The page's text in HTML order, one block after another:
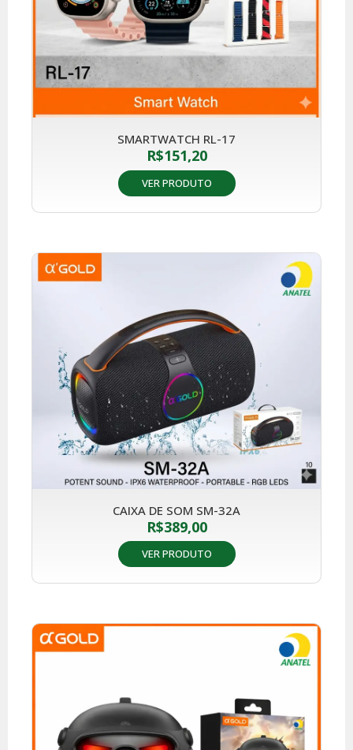
SMARTWATCH RL-17
R$151,20
VER PRODUTO
CAIXA DE SOM SM-32A
R$389,00
VER PRODUTO